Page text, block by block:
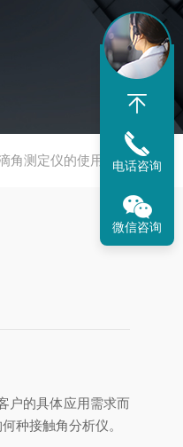
角测定仪的使用需求
户的具体应用需求而
种接触角分析仪。
电话咨询
微信咨询